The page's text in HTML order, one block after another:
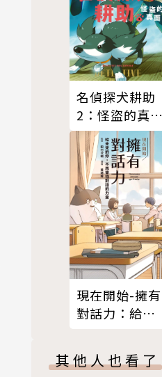
名偵探犬耕助
2：怪盜的真面
目
現在開始-擁有
對話力：給未
量
其他人也看了